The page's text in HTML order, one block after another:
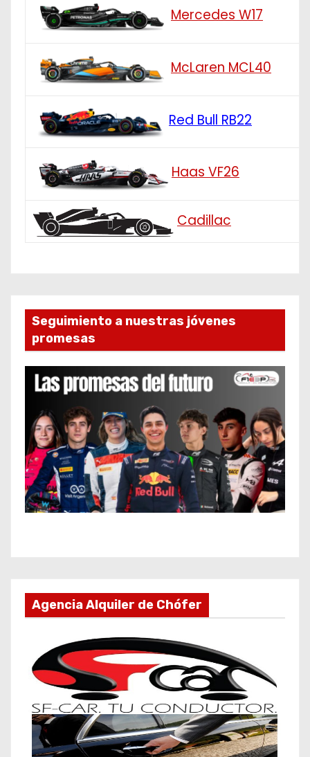
Mercedes W17
McLaren MCL40
Red Bull RB22
Haas VF26
Cadillac
Seguimiento a nuestras jóvenes
promesas
Agencia Alquiler de Chófer